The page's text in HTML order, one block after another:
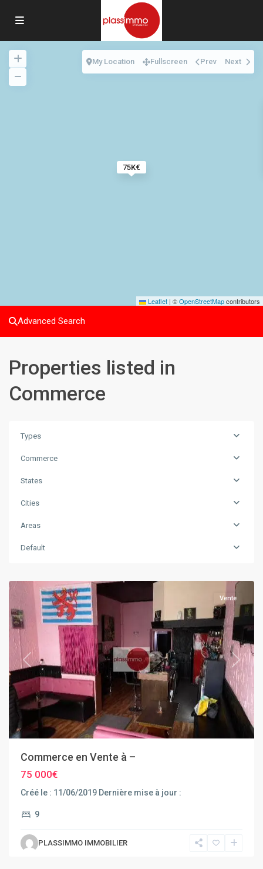
75K€
Leaflet | ©OpenStreetMapcontributors
My Location Fullscreen Prev Next
Advanced Search
Properties listed in
Commerce
Types
Commerce
States
Cities
Areas
Default
Previous Next
Vente
Commerce en Vente à –
75 000€
Créé le : 11/06/2019 Dernière mise à jour :
9
PLASSIMMO IMMOBILIER